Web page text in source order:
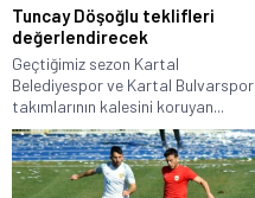
Tuncay Döşoğlu teklifleri
değerlendirecek
Geçtiğimiz sezon Kartal
Belediyespor ve Kartal Bulvarspor
takımlarının kalesini koruyan...